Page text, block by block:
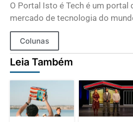
O Portal Isto é Tech é um portal
mercado de tecnologia do
Colunas
Leia Também